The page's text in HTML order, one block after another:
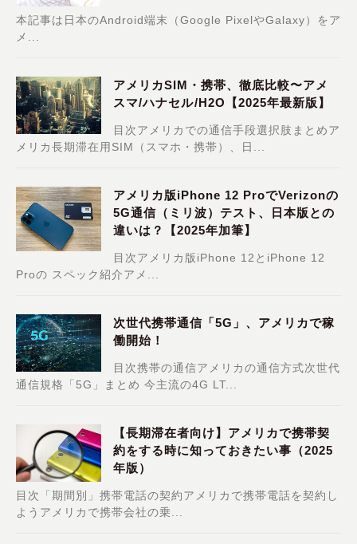
本記事は日本のAndroid端末（Google PixelやGalaxy）をア
メ...
アメリカSIM・携帯、徹底比較〜アメ
スマ/ハナセル/H2O【2025年最新版】
目次アメリカでの通信手段選択肢まとめア
メリカ長期滞在用SIM（スマホ・携帯）、日...
アメリカ版iPhone 12 ProでVerizonの
5G通信（ミリ波）テスト、日本版との
違いは？【2025年加筆】
目次アメリカ版iPhone 12とiPhone 12
Proの スペック紹介アメ...
次世代携帯通信「5G」、アメリカで稼
働開始！
目次携帯の通信アメリカの通信方式次世代
通信規格「5G」まとめ 今主流の4G LT...
【長期滞在者向け】アメリカで携帯契
約をする時に知っておきたい事（2025
年版）
目次「期間別」携帯電話の契約アメリカで携帯電話を契約し
ようアメリカで携帯会社の乗...